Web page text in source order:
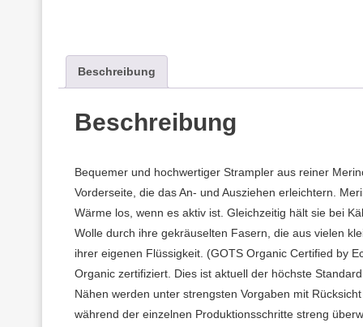
Beschreibung
Beschreibung
Bequemer und hochwertiger Strampler aus reiner
Vorderseite, die das An- und Ausziehen erleichtern.
Wärme los, wenn es aktiv ist. Gleichzeitig hält sie bei
Wolle durch ihre gekräuselten Fasern, die aus vielen
ihrer eigenen Flüssigkeit. (GOTS Organic Certified by
Organic zertifiziert. Dies ist aktuell der höchste
Nähen werden unter strengsten Vorgaben mit
während der einzelnen Produktionsschritte streng